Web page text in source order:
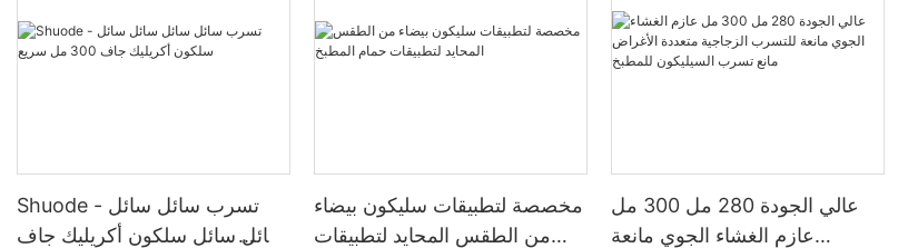
Shuode - تسرب سائل سائل
سائل سائل سلكون أكريليك جاف
مخصصة لتطبيقات سليكون بيضاء
من الطقس المحايد لتطبيقات
عالي الجودة 280 مل 300 مل
عازم الغشاء الجوي مانعة